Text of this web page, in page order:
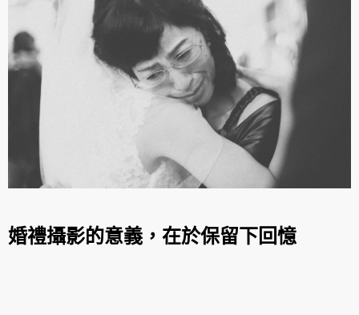
婚禮攝影的意義，在於保留下回憶